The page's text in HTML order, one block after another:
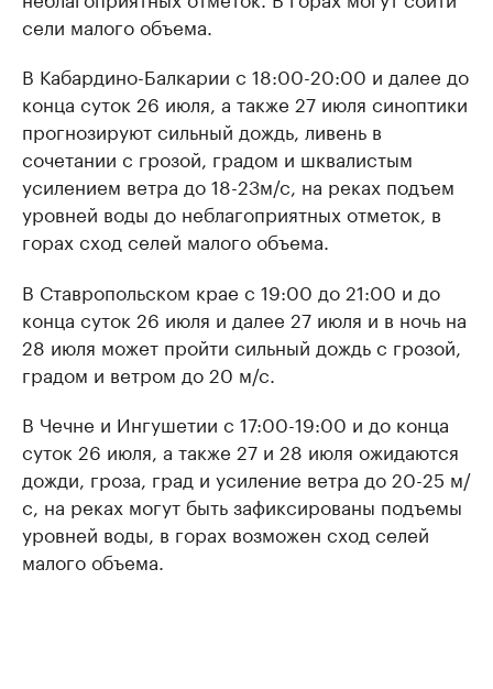
сели малого объема.
В Кабардино-Балкарии с 18:00-20:00 и далее до
конца суток 26 июля, а также 27 июля синоптики
прогнозируют сильный дождь, ливень в
сочетании с грозой, градом и шквалистым
усилением ветра до 18-23м/с, на реках подъем
уровней воды до неблагоприятных отметок, в
горах сход селей малого объема.
В Ставропольском крае с 19:00 до 21:00 и до
конца суток 26 июля и далее 27 июля и в ночь на
28 июля может пройти сильный дождь с грозой,
градом и ветром до 20 м/с.
В Чечне и Ингушетии с 17:00-19:00 и до конца
суток 26 июля, а также 27 и 28 июля ожидаются
дожди, гроза, град и усиление ветра до 20-25 м/
с, на реках могут быть зафиксированы подъемы
уровней воды, в горах возможен сход селей
малого объема.